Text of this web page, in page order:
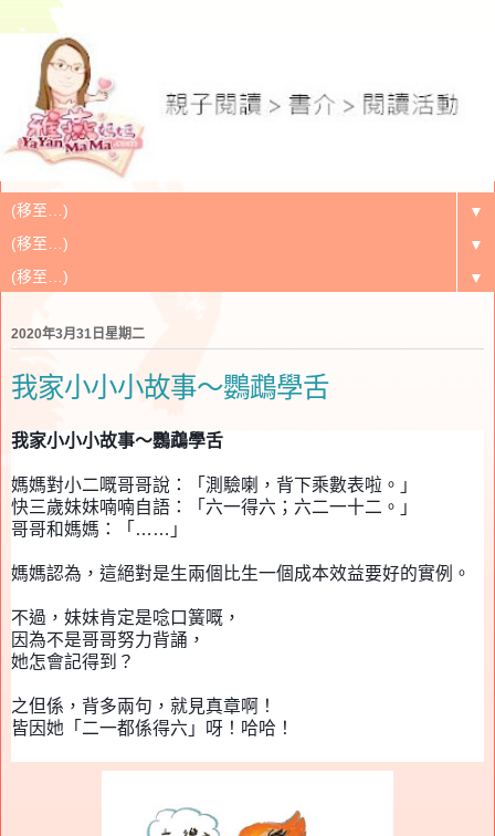
▼
▼
▼
2020年3月31日星期二
我家小小小故事～鸚鵡學舌
我家小小小故事～鸚鵡學舌
媽媽對小二嘅哥哥說：「測驗喇，背下乘數表啦。」
快三歲妹妹喃喃自語：「六一得六；六二一十二。」
哥哥和媽媽：「 …… 」
媽媽認為， 這絕對是生兩個比生一個成本效益要好的實例。
不過， 妹妹肯定是唸口簧嘅 ，
因為不是哥哥努力背誦，
她怎會記得到？
之但係，背多兩句，就見真章啊！
皆因她 「 二一都係得六」呀！ 哈哈！